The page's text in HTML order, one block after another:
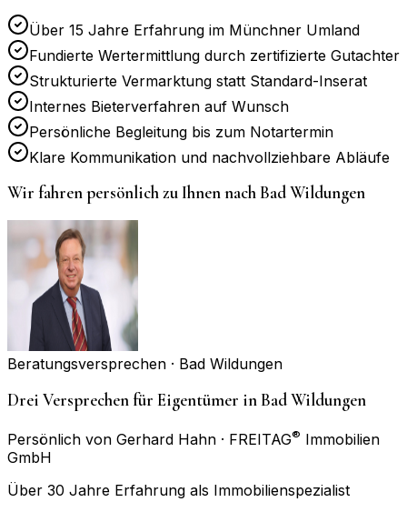
Über 15 Jahre Erfahrung im Münchner Umland
Fundierte Wertermittlung durch zertifizierte Gutachter
Strukturierte Vermarktung statt Standard-Inserat
Internes Bieterverfahren auf Wunsch
Persönliche Begleitung bis zum Notartermin
Klare Kommunikation und nachvollziehbare Abläufe
Wir fahren persönlich zu Ihnen nachBad Wildungen
Beratungsversprechen · Bad Wildungen
Drei Versprechen für Eigentümer in Bad Wildungen
Persönlich von Gerhard Hahn · FREITAG® Immobilien
GmbH
Über 30 Jahre Erfahrung als Immobilienspezialist